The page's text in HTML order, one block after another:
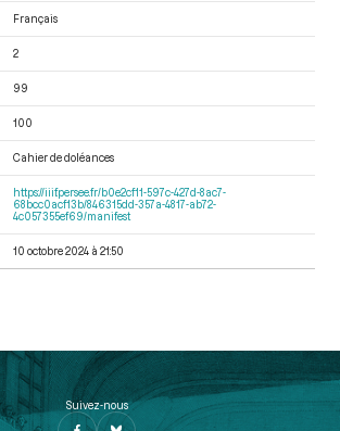
Français
2
99
100
Cahier de doléances
https://iiif.persee.fr/b0e2cf11-597c-427d-8ac7-
68bcc0acf13b/846315dd-357a-4817-ab72-
4c057355ef69/manifest
10 octobre 2024 à 21:50
Suivez-nous